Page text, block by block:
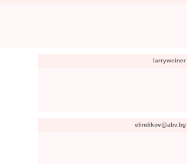
larryweiner
elindikov@abv.bg